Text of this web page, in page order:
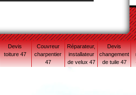
Devis
toiture 47
Couvreur
charpentier
47
Réparateur,
installateur
de velux 47
Devis
changement
de tuile 47